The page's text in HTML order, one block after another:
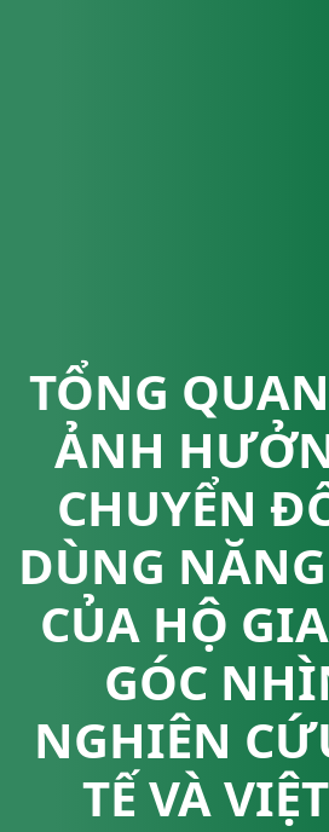
TỔNG
ẢNH
CHUYỂN
DÙNG
CỦA HỘ
GÓC
NGHIÊN
TẾ VÀ